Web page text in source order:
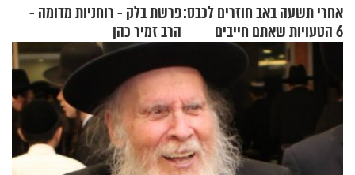
אחרי תשעה באב חוזרים לכבס:
6 הטעויות שאתם חייבים
להפסיק לעשות
פרשת בלק - רוחניות מדומה -
הרב זמיר כהן